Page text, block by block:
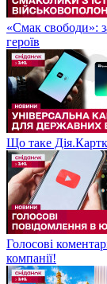
«Смак свободи»:
героїв
Що таке
Голосові
компанії!